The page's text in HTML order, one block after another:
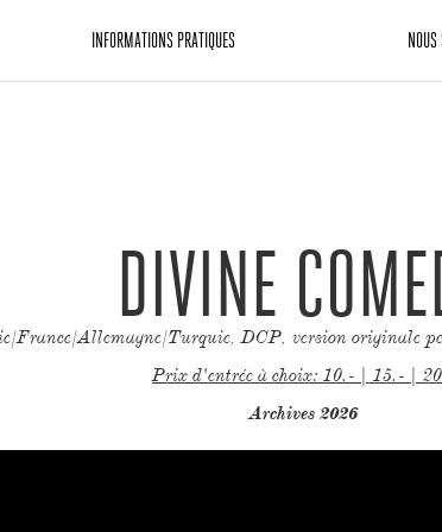
INFORMATIONS PRATIQUES NOUS
DIVINE
Allemagne/Turquie, DCP, version originale
Prix d'entrée à choix: 10.- | 15.- |
Archives 2026